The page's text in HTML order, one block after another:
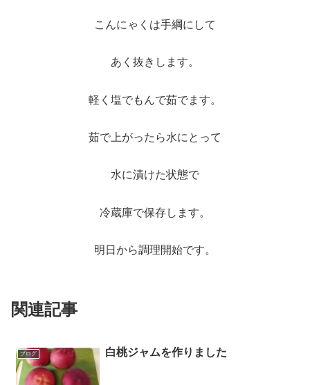
こんにゃくは手綱にして
あく抜きします。
軽く塩でもんで茹でます。
茹で上がったら水にとって
水に漬けた状態で
冷蔵庫で保存します。
明日から調理開始です。
関連記事
ブログ 白桃ジャムを作りました